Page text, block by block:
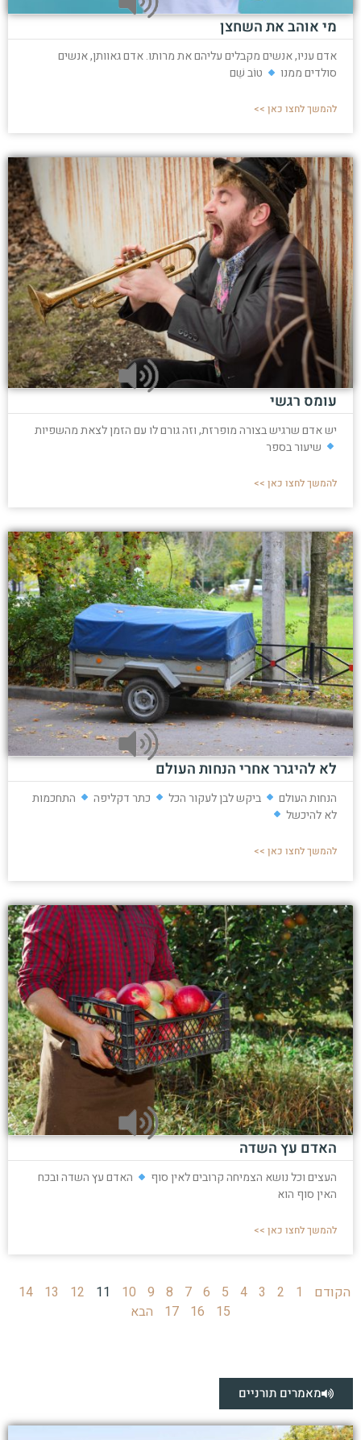
מי אוהב את השחצן
אדם עניו, אנשים מקבלים עליהם את מרותו. אדם גאוותן, אנשים
סולדים ממנו
טוֹב שֵׁם
להמשך לחצו כאן >>
עומס רגשי
יש אדם שרגיש בצורה מופרזת, וזה גורם לו עם הזמן לצאת מהשפיות
שיעור בספר
להמשך לחצו כאן >>
לא להיגרר אחרי הנחות העולם
הנחות העולם ביקש לבן לעקור הכל כתר דקליפה
התחכמות
לא להיכשל
להמשך לחצו כאן >>
האדם עץ השדה
העצים וכל נושא הצמיחה קרובים לאין סוף
האדם עץ השדה ובכח
האין סוף הוא
להמשך לחצו כאן >>
הקודם 1
2
3
4
5
6
7
8
9
10
11
12
13
14
15
16
17 הבא
מאמרים תורניים